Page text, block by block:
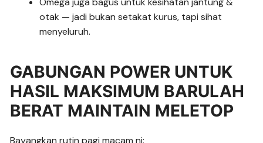
otak — jadi bukan setakat kurus, tapi sihat
menyeluruh.
GABUNGAN POWER UNTUK
HASIL MAKSIMUM BARULAH
BERAT MAINTAIN MELETOP